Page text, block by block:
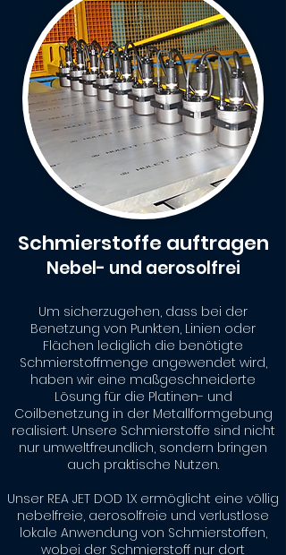
Schmierstoffe auftragen
Nebel- und aerosolfrei
Um sicherzugehen, dass bei der
Benetzung von Punkten, Linien oder
Flächen lediglich die benötigte
Schmierstoffmenge angewendet wird,
haben wir eine maßgeschneiderte
Lösung für die Platinen- und
Coilbenetzung in der Metallformgebung
realisiert. Unsere Schmierstoffe sind nicht
nur umweltfreundlich, sondern bringen
auch praktische Nutzen.
Unser REA JET DOD 1.X ermöglicht eine völlig
nebelfreie, aerosolfreie und verlustlose
lokale Anwendung von Schmierstoffen,
wobei der Schmierstoff nur dort